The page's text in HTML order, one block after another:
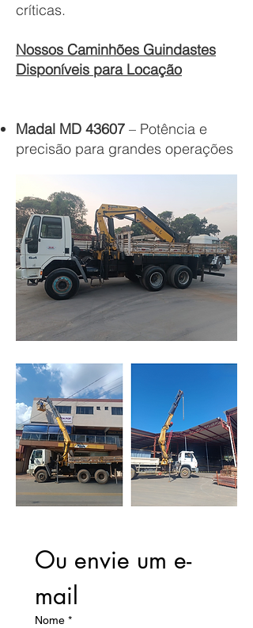
críticas.
Nossos Caminhões Guindastes
Disponíveis para Locação
Madal MD 43607 – Potência e
precisão para grandes operações
Ou envie um e-
mail
Nome *